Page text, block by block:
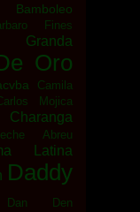
Bamboleo
Fines
Granda
Oro
Camila
Mojica
Charanga
Abreu
Latina
Daddy
Dan Den